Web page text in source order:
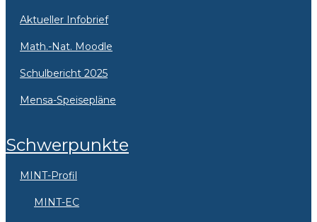
Aktueller Infobrief
Math.-Nat. Moodle
Schulbericht 2025
Mensa-Speisepläne
Schwerpunkte
MINT-Profil
MINT-EC